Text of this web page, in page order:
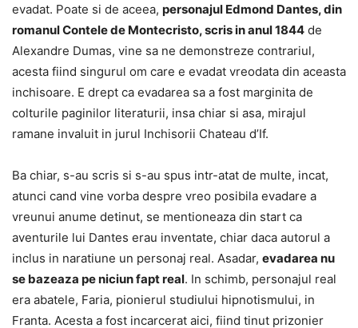
evadat. Poate si de aceea, personajul Edmond Dantes, din
romanul Contele de Montecristo, scris in anul 1844 de
Alexandre Dumas, vine sa ne demonstreze contrariul,
acesta fiind singurul om care e evadat vreodata din aceasta
inchisoare. E drept ca evadarea sa a fost marginita de
colturile paginilor literaturii, insa chiar si asa, mirajul
ramane invaluit in jurul Inchisorii Chateau d’If.
Ba chiar, s-au scris si s-au spus intr-atat de multe, incat,
atunci cand vine vorba despre vreo posibila evadare a
vreunui anume detinut, se mentioneaza din start ca
aventurile lui Dantes erau inventate, chiar daca autorul a
inclus in naratiune un personaj real. Asadar, evadarea nu
se bazeaza pe niciun fapt real. In schimb, personajul real
era abatele, Faria, pionierul studiului hipnotismului, in
Franta. Acesta a fost incarcerat aici, fiind tinut prizonier